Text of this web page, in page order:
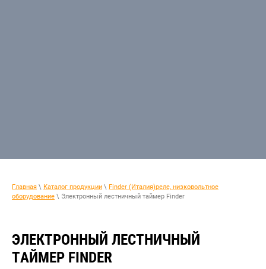
Главная \ Каталог продукции \ Finder (Италия)реле, низковольтное
оборудование \ Электронный лестничный таймер Finder
ЭЛЕКТРОННЫЙ ЛЕСТНИЧНЫЙ
ТАЙМЕР FINDER